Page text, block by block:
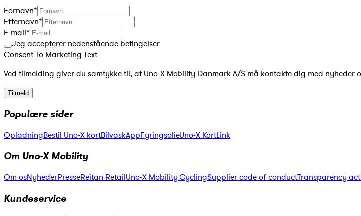
Fornavn*
Efternavn*
E-mail*
Jeg accepterer nedenstående betingelser
Consent To Marketing Text
Ved tilmelding giver du samtykke til, at Uno-X Mobility Danmark A/S må kontakte dig med
Tilmeld
Populære sider
OpladningBestil Uno-X kortBilvaskAppFyringsolieUno-X KortLink
Om Uno-X Mobility
Om osNyhederPresseReitan RetailUno-X Mobility CyclingSupplier code of conductTransparency act
Kundeservice